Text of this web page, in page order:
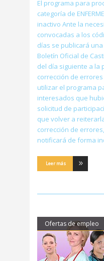
El programa para
categoría de
inactivo Ante la
convocadas a los
días se publicará
Boletín Oficial de
del día siguiente a la
corrección de
utilizar el programa
interesados que
solicitud de
que volver a
corrección de
notificará de forma
Leer más
Ofertas de empleo